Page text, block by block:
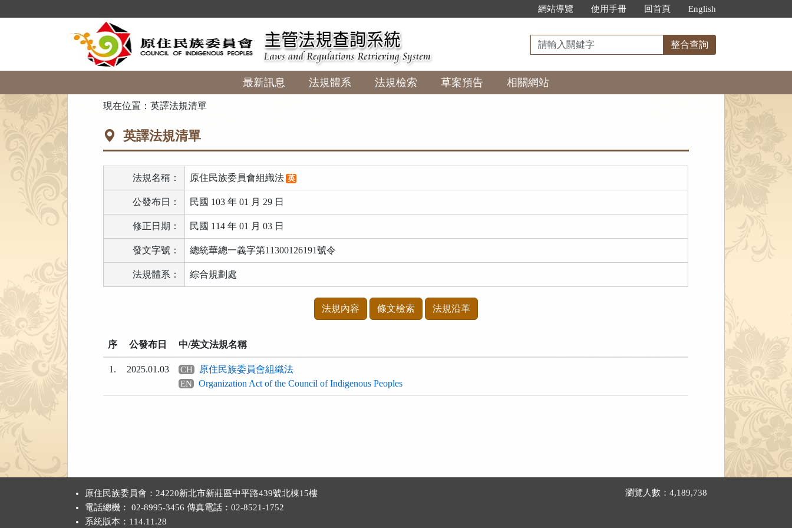
到
網站導覽 使用手冊 回首頁 English
請
輸
入
關
鍵
整合查詢
最新訊息 法規體系 法規檢索 草案預告 相關網站
現在位置：英譯法規清單
英譯法規清單
法規名稱： 原住民族委員會組織法 英
公發布日： 民國 103 年 01 月 29 日
修正日期： 民國 114 年 01 月 03 日
發文字號： 總統華總一義字第11300126191號令
法規體系： 綜合規劃處
能
按
鈕
法規內容 條文檢索 法規沿革
序 公發布日 中/英文法規名稱
1. 2025.01.03 CH 原住民族委員會組織法
EN Organization Act of the Council of Indigenous Peoples
原住民族委員會：24220新北市新莊區中平路439號北棟15樓
電話總機： 02-8995-3456 傳真電話：02-8521-1752
系統版本： 114.11.28
瀏覽人數：4,189,738